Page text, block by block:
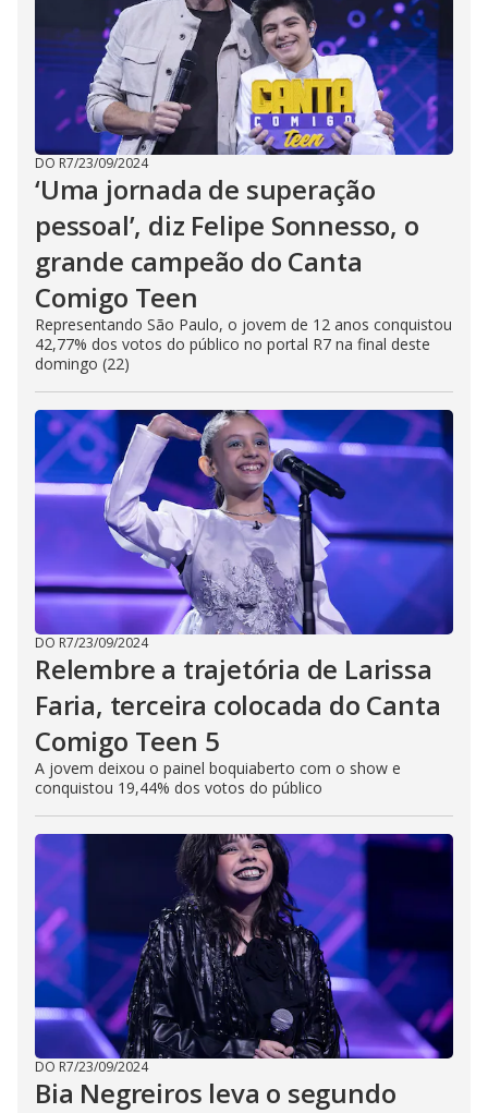
DO R7/23/09/2024
‘Uma jornada de superação
pessoal’, diz Felipe Sonnesso, o
grande campeão do Canta
Comigo Teen
Representando São Paulo, o jovem de 12 anos conquistou
42,77% dos votos do público no portal R7 na final deste
domingo (22)
DO R7/23/09/2024
Relembre a trajetória de Larissa
Faria, terceira colocada do Canta
Comigo Teen 5
A jovem deixou o painel boquiaberto com o show e
conquistou 19,44% dos votos do público
DO R7/23/09/2024
Bia Negreiros leva o segundo